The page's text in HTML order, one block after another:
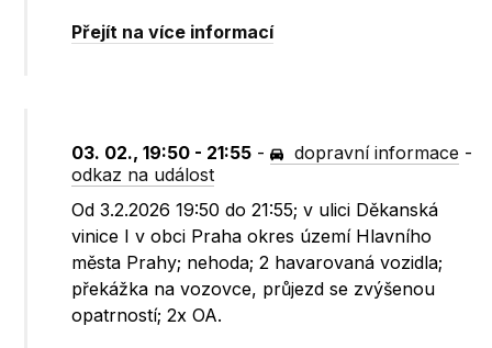
Přejít na více informací
03. 02., 19:50 - 21:55 - dopravní informace -
odkaz na událost
Od 3.2.2026 19:50 do 21:55; v ulici Děkanská
vinice I v obci Praha okres území Hlavního
města Prahy; nehoda; 2 havarovaná vozidla;
překážka na vozovce, průjezd se zvýšenou
opatrností; 2x OA.